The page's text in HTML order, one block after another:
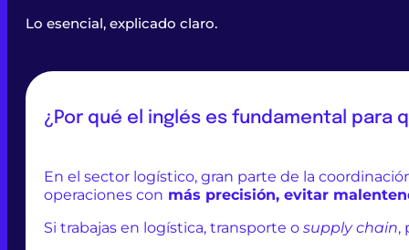
Lo esencial, explicado claro.
¿Por qué el inglés es fundamental
En el sector logístico, gran parte de la
operaciones con más precisión, evitar
Si trabajas en logística, transporte o supply chain,